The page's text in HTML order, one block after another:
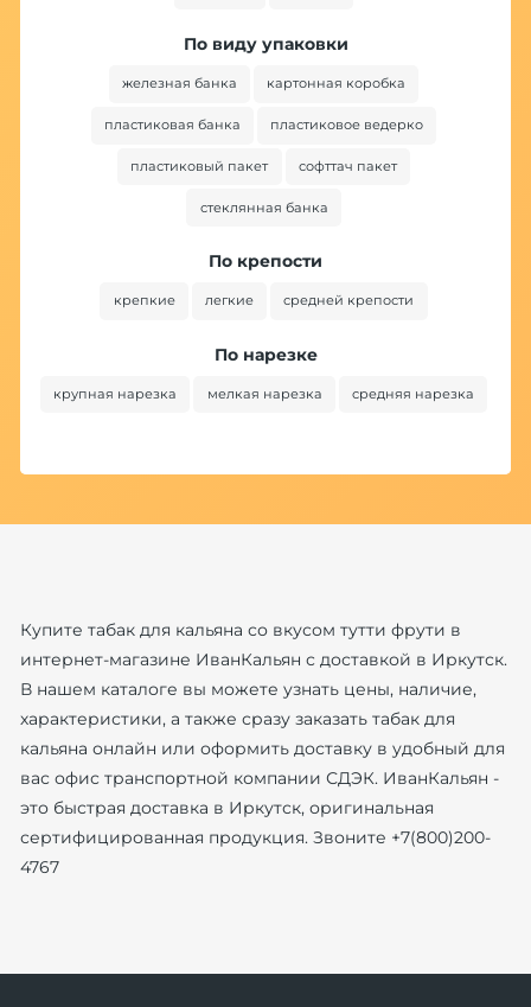
По виду упаковки
железная банка картонная коробка
пластиковая банка пластиковое ведерко
пластиковый пакет софттач пакет
стеклянная банка
По крепости
крепкие легкие средней крепости
По нарезке
крупная нарезка мелкая нарезка средняя нарезка
Купите табак для кальяна со вкусом тутти фрути в
интернет-магазине ИванКальян с доставкой в Иркутск.
В нашем каталоге вы можете узнать цены, наличие,
характеристики, а также сразу заказать табак для
кальяна онлайн или оформить доставку в удобный для
вас офис транспортной компании СДЭК. ИванКальян -
это быстрая доставка в Иркутск, оригинальная
сертифицированная продукция. Звоните +7(800)200-
4767